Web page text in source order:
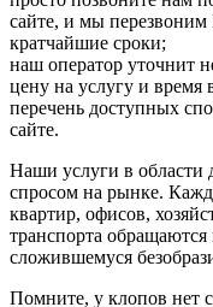
сайте, и мы
кратчайшие сроки;
наш оператор уточнит
цену на услугу и время
перечень доступных
сайте.
Наши услуги в области
спросом на рынке.
квартир, офисов,
транспорта
сложившемуся
Помните, у клопов нет